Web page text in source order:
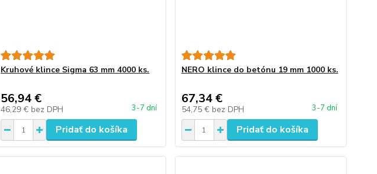
Kruhové klince Sigma 63 mm 4000 ks.
56,94 €
46,29 € bez DPH 3-7 dní
Pridať do košíka
NERO klince do betónu 19 mm 1000 ks.
67,34 €
54,75 € bez DPH 3-7 dní
Pridať do košíka